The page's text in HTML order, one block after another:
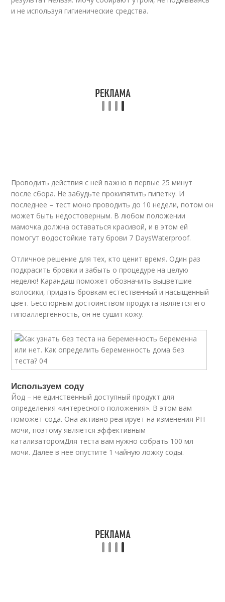
и не используя гигиенические средства.
Проводить действия с ней важно в первые 25 минут
после сбора. Не забудьте прокипятить пипетку. И
последнее – тест моно проводить до 10 недели, потом он
может быть недостоверным. В любом положении
мамочка должна оставаться красивой, и в этом ей
помогут водостойкие тату брови 7 DaysWaterproof.
Отличное решение для тех, кто ценит время. Один раз
подкрасить бровки и забыть о процедуре на целую
неделю! Карандаш поможет обозначить выцветшие
волосики, придать бровкам естественный и насыщенный
цвет. Бесспорным достоинством продукта является его
гипоаллергенность, он не сушит кожу.
Используем соду
Йод – не единственный доступный продукт для
определения «интересного положения». В этом вам
поможет сода. Она активно реагирует на изменения РН
мочи, поэтому является эффективным
катализаторомДля теста вам нужно собрать 100 мл
мочи. Далее в нее опустите 1 чайную ложку соды.